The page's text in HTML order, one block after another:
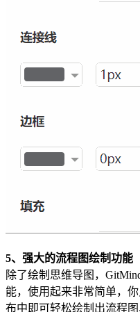
5、强大的流程图绘制功能
除了绘制思维导图，
能，使用起来非常简单，
布中即可轻松绘制出流程